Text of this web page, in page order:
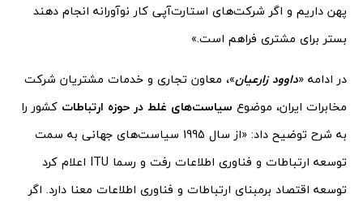
پهن داریم و اگر شرکت‌های استارت‌آپی کار نوآورانه انجام دهند
بستر برای مشتری فراهم است.»
در ادامه «داوود زارعیان»، معاون تجاری و خدمات مشتریان شرکت
مخابرات ایران، موضوع سیاست‌های غلط در حوزه ارتباطات کشور را
به شرح توضیح داد: «از سال 1995 سیاست‌های جهانی به سمت
توسعه ارتباطات و فناوری اطلاعات رفت و رسما ‌ITU اعلام کرد
توسعه اقتصاد برمبنای ارتباطات و فناوری اطلاعات معنا دارد. اگر